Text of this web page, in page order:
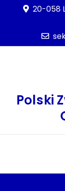
20-058
Polski